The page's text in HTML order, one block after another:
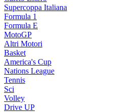
Supercoppa Italiana
Formula 1
Formula E
MotoGP
Altri Motori
Basket
America's Cup
Nations League
Tennis
Sci
Volley
Drive UP